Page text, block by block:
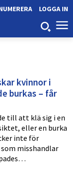
LOGGA IN
kvinnor i
burkas – får
till att klä sig i en
eller en burka
inte för
misshandlar